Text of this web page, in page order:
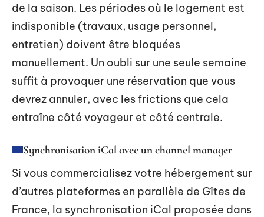
de la saison. Les périodes où le logement est
indisponible (travaux, usage personnel,
entretien) doivent être bloquées
manuellement. Un oubli sur une seule semaine
suffit à provoquer une réservation que vous
devrez annuler, avec les frictions que cela
entraîne côté voyageur et côté centrale.
Synchronisation iCal avec un channel manager
Si vous commercialisez votre hébergement sur
d’autres plateformes en parallèle de Gîtes de
France, la synchronisation iCal proposée dans